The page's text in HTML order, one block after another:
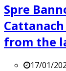
Spre
from the
17/01/